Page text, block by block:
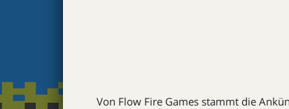
Von Flow Fire Games stammt die